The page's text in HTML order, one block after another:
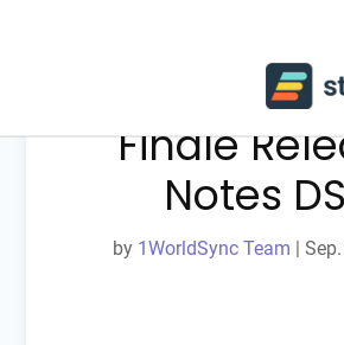
Release
Finale
Notes
by 1WorldSync Team |